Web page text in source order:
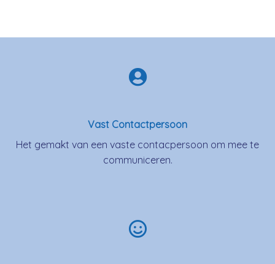
Vast Contactpersoon
Het gemakt van een vaste contacpersoon om mee te
communiceren.